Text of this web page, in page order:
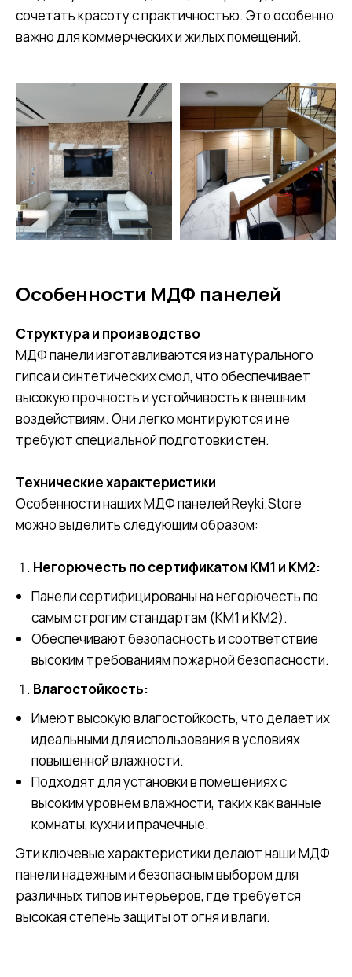
сочетать красоту с практичностью. Это особенно
важно для коммерческих и жилых помещений.
Особенности МДФ панелей
Структура и производство
МДФ панели изготавливаются из натурального
гипса и синтетических смол, что обеспечивает
высокую прочность и устойчивость к внешним
воздействиям. Они легко монтируются и не
требуют специальной подготовки стен.
Технические характеристики
Особенности наших МДФ панелей Reyki.Store
можно выделить следующим образом:
Негорючесть по сертификатом КМ1 и КМ2:
Панели сертифицированы на негорючесть по
самым строгим стандартам (КМ1 и КМ2).
Обеспечивают безопасность и соответствие
высоким требованиям пожарной безопасности.
Влагостойкость:
Имеют высокую влагостойкость, что делает их
идеальными для использования в условиях
повышенной влажности.
Подходят для установки в помещениях с
высоким уровнем влажности, таких как ванные
комнаты, кухни и прачечные.
Эти ключевые характеристики делают наши МДФ
панели надежным и безопасным выбором для
различных типов интерьеров, где требуется
высокая степень защиты от огня и влаги.